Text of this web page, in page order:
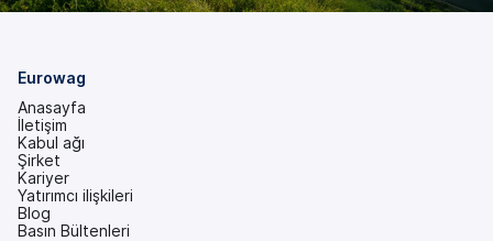
Eurowag
Anasayfa
İletişim
Kabul ağı
Şirket
Kariyer
Yatırımcı ilişkileri
(yeni
bir
Blog
Basın Bültenleri